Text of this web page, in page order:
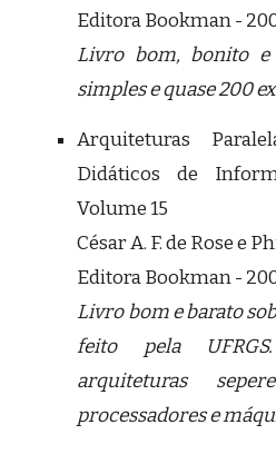
Editora Bookman -
Livro bom, bonito e
simples e quase 200
Arquiteturas
Didáticos de
Volume 15
César A. F. de Rose e
Editora Bookman -
Livro bom e barato
feito pela
arquiteturas
processadores e